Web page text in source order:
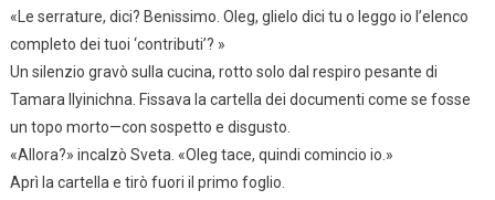
«Le serrature, dici? Benissimo. Oleg, glielo dici tu o leggo io l’elenco
completo dei tuoi ‘contributi’? »
Un silenzio gravò sulla cucina, rotto solo dal respiro pesante di
Tamara Ilyinichna. Fissava la cartella dei documenti come se fosse
un topo morto—con sospetto e disgusto.
«Allora?» incalzò Sveta. «Oleg tace, quindi comincio io.»
Aprì la cartella e tirò fuori il primo foglio.